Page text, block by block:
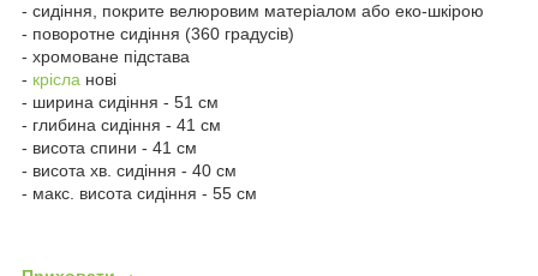
- сидіння, покрите велюровим матеріалом або еко-шкірою
- поворотне сидіння (360 градусів)
- хромоване підстава
- крісла нові
- ширина сидіння - 51 см
- глибина сидіння - 41 см
- висота спини - 41 см
- висота хв. сидіння - 40 см
- макс. висота сидіння - 55 см